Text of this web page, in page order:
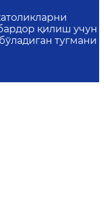
қилиш учун
тугмани